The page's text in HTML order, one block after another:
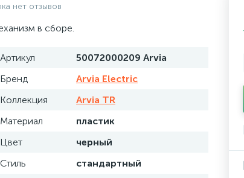
нет отзывов
в сборе.
Артикул
50072000209 Arvia
Бренд
Arvia Electric
Коллекция
Arvia TR
Материал
пластик
Цвет
черный
Стиль
стандартный